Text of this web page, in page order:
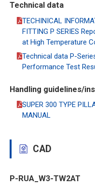
Technical data
TECHINICAL
FITTING P SERIES
at High Temperature
Technical data P-
Performance Test
Handling guidelines/
SUPER 300 TYPE
MANUAL
CAD
P-RUA_W3-TW2AT